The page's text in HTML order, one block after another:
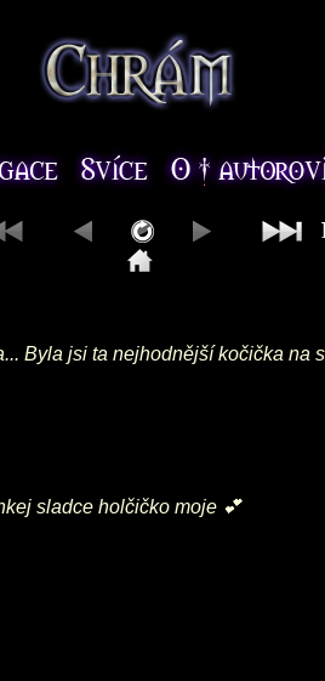
Byla jsi ta nejhodnější kočička
sladce holčičko moje 💕